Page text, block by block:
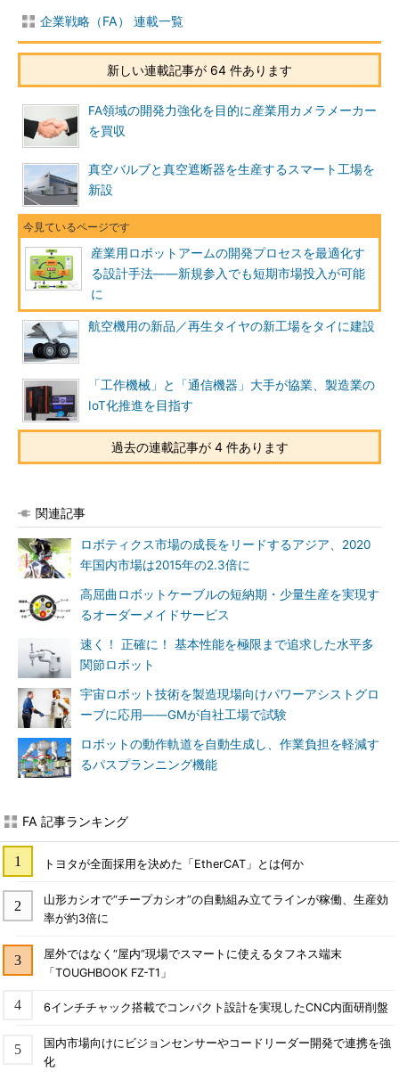
企業戦略（FA） 連載一覧
新しい連載記事が 64 件あります
FA領域の開発力強化を目的に産業用カメラメーカー
を買収
真空バルブと真空遮断器を生産するスマート工場を
新設
産業用ロボットアームの開発プロセスを最適化す
る設計手法――新規参入でも短期市場投入が可能
に
航空機用の新品／再生タイヤの新工場をタイに建設
「工作機械」と「通信機器」大手が協業、製造業の
IoT化推進を目指す
過去の連載記事が 4 件あります
関連記事
ロボティクス市場の成長をリードするアジア、2020
年国内市場は2015年の2.3倍に
高屈曲ロボットケーブルの短納期・少量生産を実現す
るオーダーメイドサービス
速く！ 正確に！ 基本性能を極限まで追求した水平多
関節ロボット
宇宙ロボット技術を製造現場向けパワーアシストグロ
ーブに応用――GMが自社工場で試験
ロボットの動作軌道を自動生成し、作業負担を軽減す
るパスプランニング機能
FA 記事ランキング
トヨタが全面採用を決めた「EtherCAT」とは何か
山形カシオで“チープカシオ”の自動組み立てラインが稼働、生産効
率が約3倍に
屋外ではなく“屋内”現場でスマートに使えるタフネス端末
「TOUGHBOOK FZ-T1」
6インチチャック搭載でコンパクト設計を実現したCNC内面研削盤
国内市場向けにビジョンセンサーやコードリーダー開発で連携を強
化